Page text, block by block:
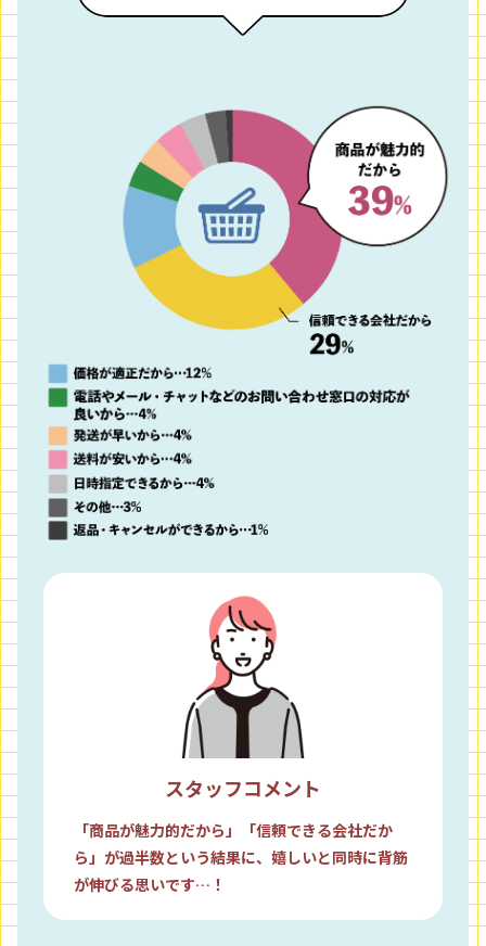
スタッフコメント
「商品が魅力的だから」「信頼できる会社だか
ら」が過半数という結果に、嬉しいと同時に背筋
が伸びる思いです…！